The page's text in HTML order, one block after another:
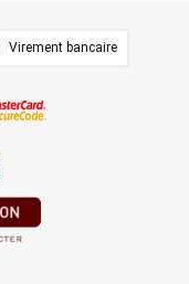
Virement bancaire